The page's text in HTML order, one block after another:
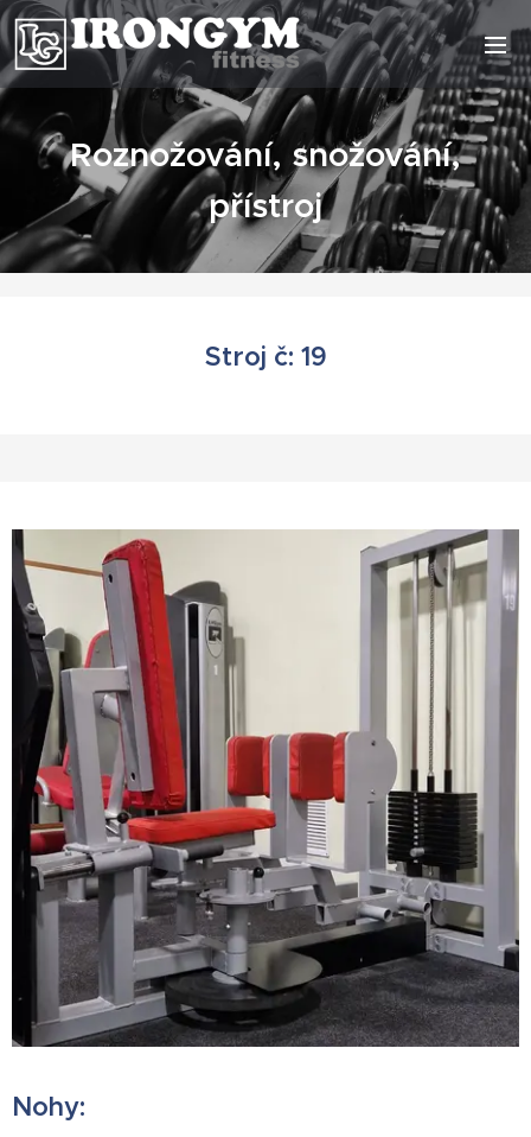
Roznožování, snožování,
přístroj
Stroj č: 19
Nohy: